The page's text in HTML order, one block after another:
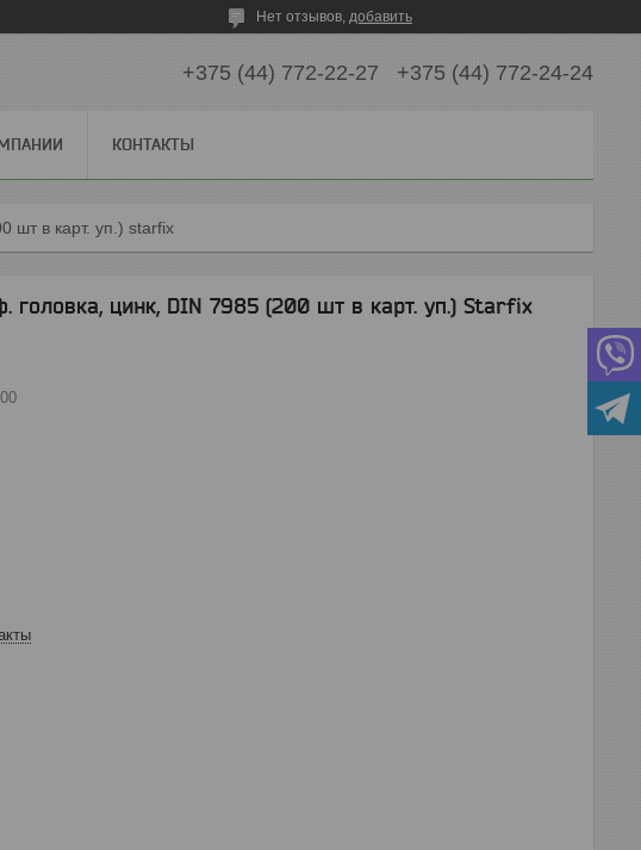
Нет отзывов, добавить
+375 (44) 772-22-27 +375 (44) 772-24-24
КОНТАКТЫ
шт в карт. уп.) starfix
головка, цинк, DIN 7985 (200 шт в карт. уп.) Starfix